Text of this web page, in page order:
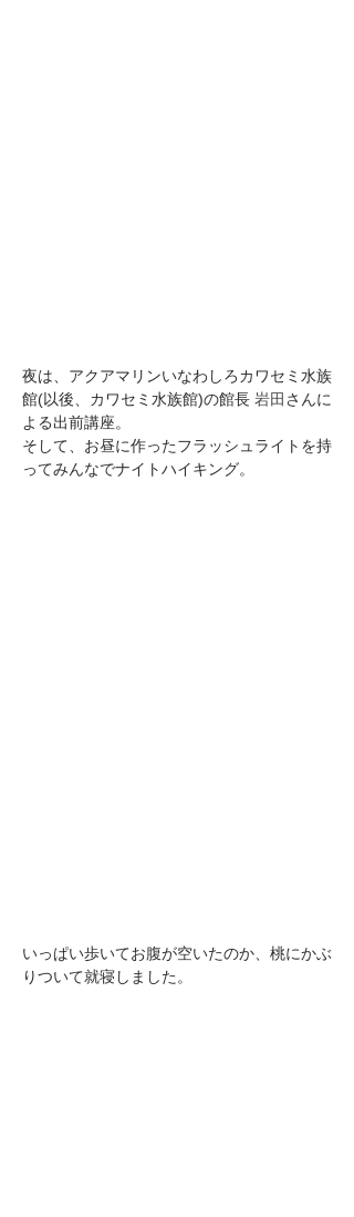
夜は、アクアマリンいなわしろカワセミ水族
館(以後、カワセミ水族館)の館長 岩田さんに
よる出前講座。
そして、お昼に作ったフラッシュライトを持
ってみんなでナイトハイキング。
いっぱい歩いてお腹が空いたのか、桃にかぶ
りついて就寝しました。